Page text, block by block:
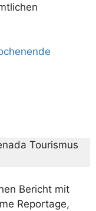
Tourismus
Bericht mit
Reportage,